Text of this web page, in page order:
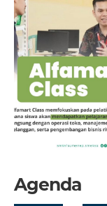
Agenda